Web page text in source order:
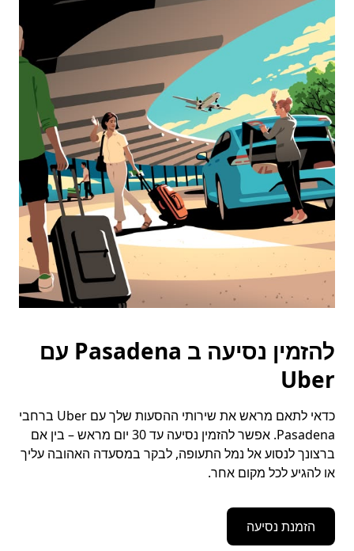
להזמין נסיעה ב Pasadena עם
Uber
כדאי לתאם מראש את שירותי ההסעות שלך עם Uber ברחבי
Pasadena. אפשר להזמין נסיעה עד 30 יום מראש – בין אם
ברצונך לנסוע אל נמל התעופה, לבקר במסעדה האהובה עליך
או להגיע לכל מקום אחר.
הזמנת נסיעה